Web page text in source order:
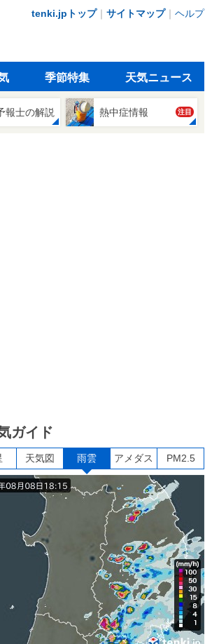
tenki.jpトップ｜ サイトマップ｜ ヘルプ
季節特集 天気ニュース
報士の解説 熱中症情報 注目
ガイド
天気図 雨雲 アメダス PM2.5